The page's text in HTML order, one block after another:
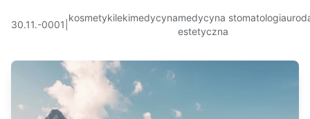
30.11.-0001
kosmetykilekimedycynamedycyna
estetyczna
stomatologia